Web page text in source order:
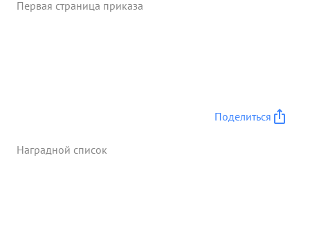
Первая страница приказа
Поделиться
Наградной список